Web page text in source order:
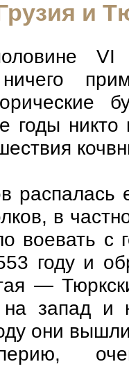
и
VI
годы
в
воевать с
году и
—
на запад и
они вышли